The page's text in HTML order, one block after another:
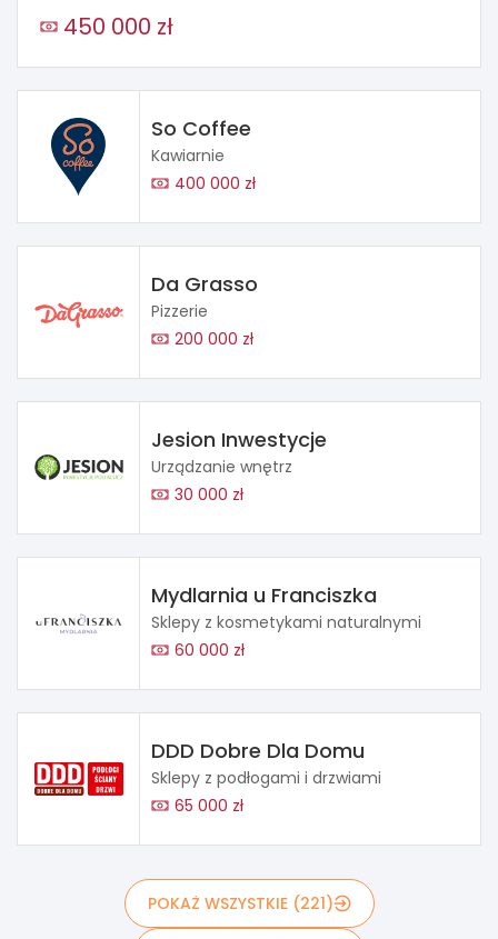
450 000 zł
So Coffee
Kawiarnie
400 000 zł
Da Grasso
Pizzerie
200 000 zł
Jesion Inwestycje
Urządzanie wnętrz
30 000 zł
Mydlarnia u Franciszka
Sklepy z kosmetykami naturalnymi
60 000 zł
DDD Dobre Dla Domu
Sklepy z podłogami i drzwiami
65 000 zł
POKAŻ WSZYSTKIE (221)